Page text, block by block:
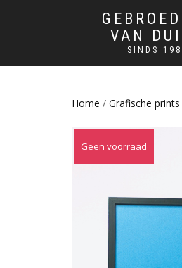
VAN
SINDS
Home / Grafische prints
Geen voorraad